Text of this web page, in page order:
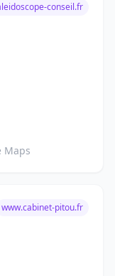
conseil.fr
Maps
www.cabinet-pitou.fr